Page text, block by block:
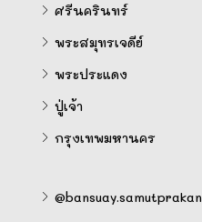
ศรีนครินทร์
พระสมุทรเจดีย์
พระประแดง
ปู่เจ้า
กรุงเทพมหานคร
@bansuay.samutprakan